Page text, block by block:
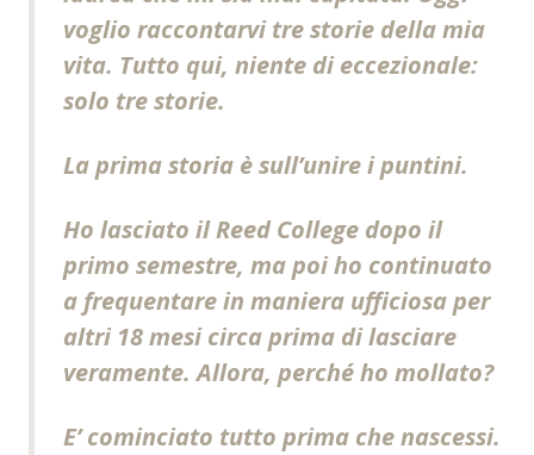
voglio raccontarvi tre storie della mia
vita. Tutto qui, niente di eccezionale:
solo tre storie.
La prima storia è sull’unire i puntini.
Ho lasciato il Reed College dopo il
primo semestre, ma poi ho continuato
a frequentare in maniera ufficiosa per
altri 18 mesi circa prima di lasciare
veramente. Allora, perché ho mollato?
E’ cominciato tutto prima che nascessi.